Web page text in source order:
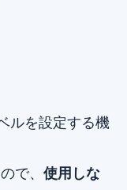
ルを設定する機
で、 使用しな